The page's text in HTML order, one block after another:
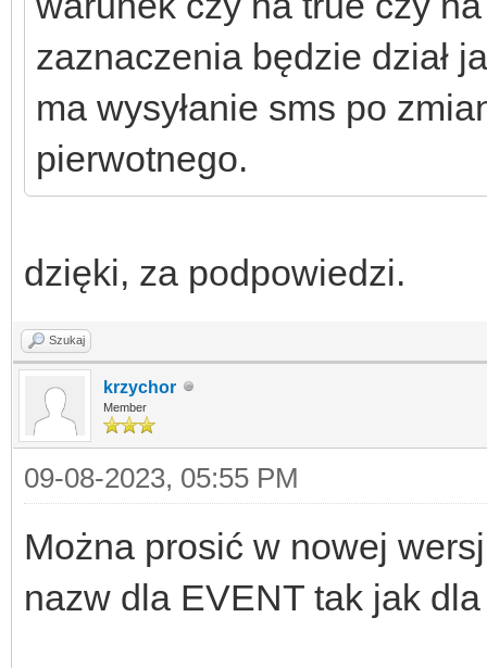
zaznaczenia będzie dział
ma wysyłanie sms po
pierwotnego.
dzięki, za podpowiedzi.
Szukaj
krzychor
Member
09-08-2023, 05:55 PM
Można prosić w nowej
nazw dla EVENT tak jak